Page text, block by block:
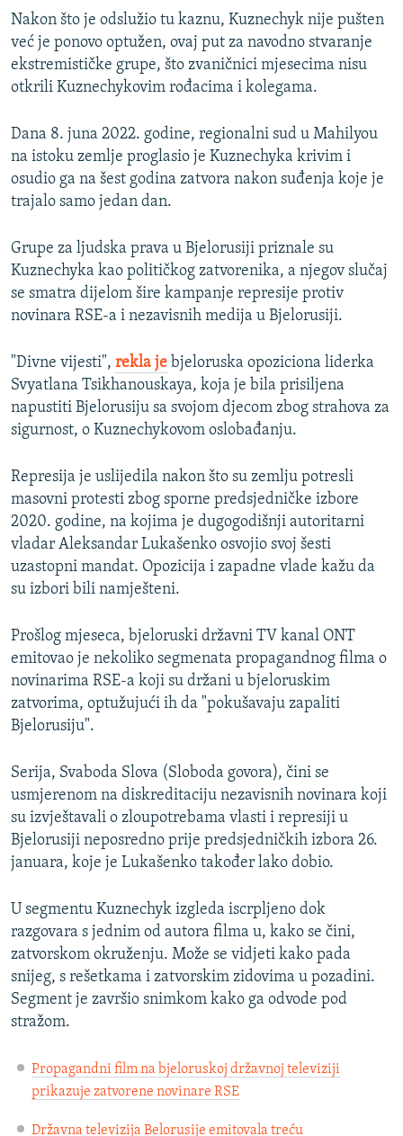
Nakon što je odslužio tu kaznu, Kuznechyk nije pušten
već je ponovo optužen, ovaj put za navodno stvaranje
ekstremističke grupe, što zvaničnici mjesecima nisu
otkrili Kuznechykovim rođacima i kolegama.
Dana 8. juna 2022. godine, regionalni sud u Mahilyou
na istoku zemlje proglasio je Kuznechyka krivim i
osudio ga na šest godina zatvora nakon suđenja koje je
trajalo samo jedan dan.
Grupe za ljudska prava u Bjelorusiji priznale su
Kuznechyka kao političkog zatvorenika, a njegov slučaj
se smatra dijelom šire kampanje represije protiv
novinara RSE-a i nezavisnih medija u Bjelorusiji.
"Divne vijesti", rekla je bjeloruska opoziciona liderka
Svyatlana Tsikhanouskaya, koja je bila prisiljena
napustiti Bjelorusiju sa svojom djecom zbog strahova za
sigurnost, o Kuznechykovom oslobađanju.
Represija je uslijedila nakon što su zemlju potresli
masovni protesti zbog sporne predsjedničke izbore
2020. godine, na kojima je dugogodišnji autoritarni
vladar Aleksandar Lukašenko osvojio svoj šesti
uzastopni mandat. Opozicija i zapadne vlade kažu da
su izbori bili namješteni.
Prošlog mjeseca, bjeloruski državni TV kanal ONT
emitovao je nekoliko segmenata propagandnog filma o
novinarima RSE-a koji su držani u bjeloruskim
zatvorima, optužujući ih da "pokušavaju zapaliti
Bjelorusiju".
Serija, Svaboda Slova (Sloboda govora), čini se
usmjerenom na diskreditaciju nezavisnih novinara koji
su izvještavali o zloupotrebama vlasti i represiji u
Bjelorusiji neposredno prije predsjedničkih izbora 26.
januara, koje je Lukašenko također lako dobio.
U segmentu Kuznechyk izgleda iscrpljeno dok
razgovara s jednim od autora filma u, kako se čini,
zatvorskom okruženju. Može se vidjeti kako pada
snijeg, s rešetkama i zatvorskim zidovima u pozadini.
Segment je završio snimkom kako ga odvode pod
stražom.
Propagandni film na bjeloruskoj državnoj televiziji
prikazuje zatvorene novinare RSE
Državna televizija Belorusije emitovala treću